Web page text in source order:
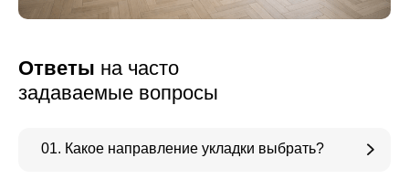
Ответы на часто
задаваемые вопросы
01. Какое направление укладки выбрать?